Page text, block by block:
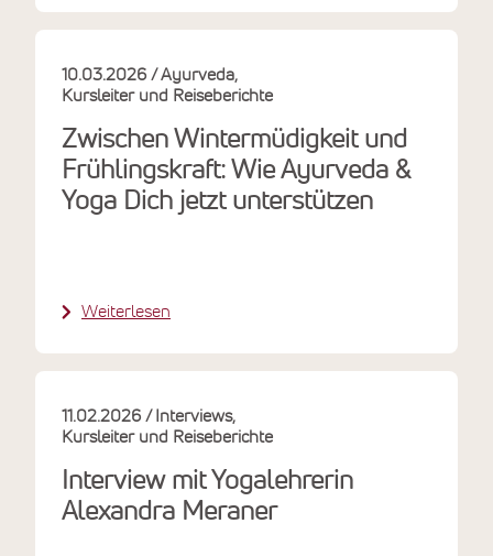
Zwischen Wintermüdigkeit und
Frühlingskraft: Wie Ayurveda &
Yoga Dich jetzt unterstützen
10.03.2026
Ayurveda
Kursleiter und Reiseberichte
Weiterlesen
Interview mit Yogalehrerin
Alexandra Meraner
11.02.2026
Interviews
Kursleiter und Reiseberichte